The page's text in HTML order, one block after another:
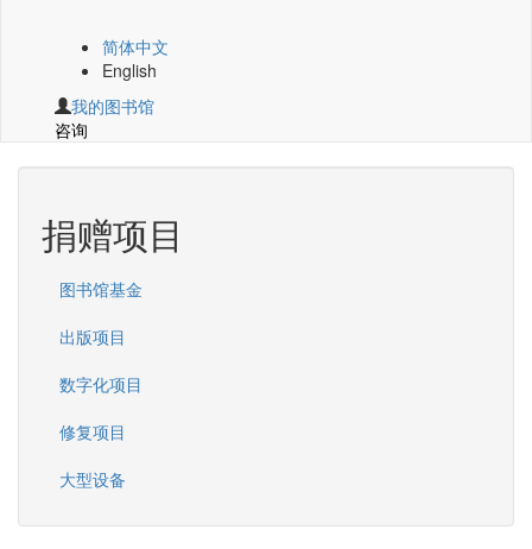
简体中文
English
我的图书馆
咨询
捐赠项目
图书馆基金
出版项目
数字化项目
修复项目
大型设备